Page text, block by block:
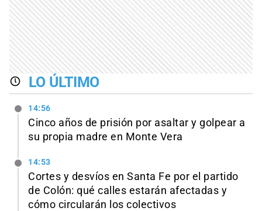
LO ÚLTIMO
14:56
Cinco años de prisión por asaltar y golpear a
su propia madre en Monte Vera
14:53
Cortes y desvíos en Santa Fe por el partido
de Colón: qué calles estarán afectadas y
cómo circularán los colectivos